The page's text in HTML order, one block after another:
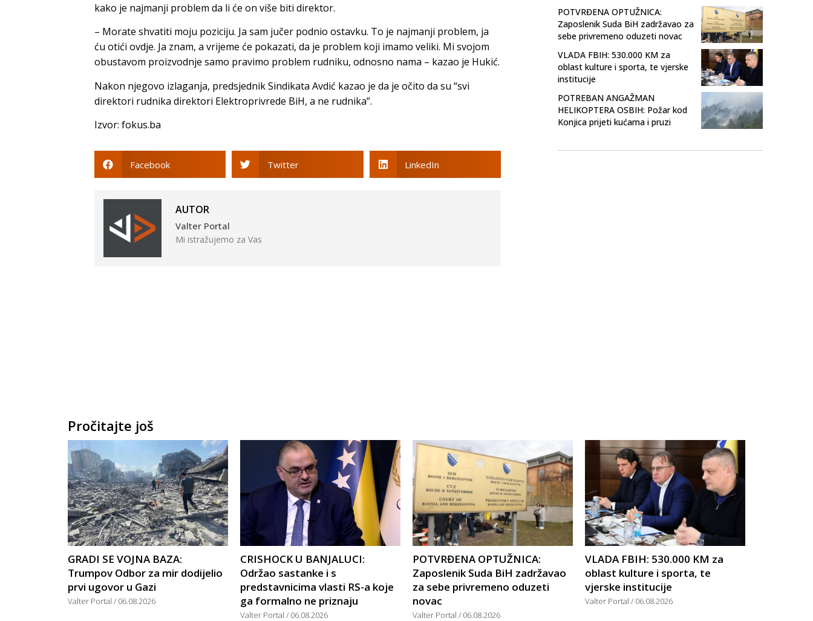
kako je najmanji problem da li će on više biti direktor.
– Morate shvatiti moju poziciju. Ja sam jučer podnio ostavku. To je najmanji problem, ja
ću otići ovdje. Ja znam, a vrijeme će pokazati, da je problem koji imamo veliki. Mi svojom
obustavom proizvodnje samo pravimo problem rudniku, odnosno nama – kazao je Hukić.
Nakon njegovo izlaganja, predsjednik Sindikata Avdić kazao je da je očito da su “svi
direktori rudnika direktori Elektroprivrede BiH, a ne rudnika”.
Izvor: fokus.ba
Facebook Twitter LinkedIn
AUTOR
Valter Portal
Mi istražujemo za Vas
POTVRĐENA OPTUŽNICA:
Zaposlenik Suda BiH zadržavao za
sebe privremeno oduzeti novac
VLADA FBIH: 530.000 KM za
oblast kulture i sporta, te vjerske
institucije
POTREBAN ANGAŽMAN
HELIKOPTERA OSBIH: Požar kod
Konjica prijeti kućama i pruzi
Pročitajte još
GRADI SE VOJNA BAZA:
Trumpov Odbor za mir dodijelio
prvi ugovor u Gazi
Valter Portal 06.08.2026
CRISHOCK U BANJALUCI:
Održao sastanke i s
predstavnicima vlasti RS-a koje
ga formalno ne priznaju
Valter Portal 06.08.2026
POTVRĐENA OPTUŽNICA:
Zaposlenik Suda BiH zadržavao
za sebe privremeno oduzeti
novac
Valter Portal 06.08.2026
VLADA FBIH: 530.000 KM za
oblast kulture i sporta, te
vjerske institucije
Valter Portal 06.08.2026